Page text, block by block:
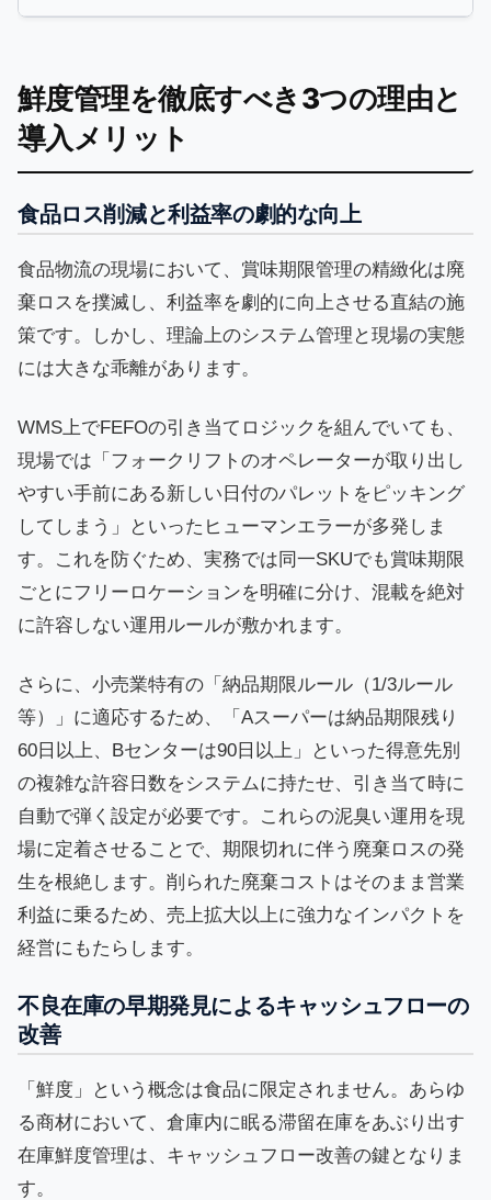
鮮度管理を徹底すべき3つの理由と
導入メリット
食品ロス削減と利益率の劇的な向上
食品物流の現場において、賞味期限管理の精緻化は廃
棄ロスを撲滅し、利益率を劇的に向上させる直結の施
策です。しかし、理論上のシステム管理と現場の実態
には大きな乖離があります。
WMS上でFEFOの引き当てロジックを組んでいても、
現場では「フォークリフトのオペレーターが取り出し
やすい手前にある新しい日付のパレットをピッキング
してしまう」といったヒューマンエラーが多発しま
す。これを防ぐため、実務では同一SKUでも賞味期限
ごとにフリーロケーションを明確に分け、混載を絶対
に許容しない運用ルールが敷かれます。
さらに、小売業特有の「納品期限ルール（1/3ルール
等）」に適応するため、「Aスーパーは納品期限残り
60日以上、Bセンターは90日以上」といった得意先別
の複雑な許容日数をシステムに持たせ、引き当て時に
自動で弾く設定が必要です。これらの泥臭い運用を現
場に定着させることで、期限切れに伴う廃棄ロスの発
生を根絶します。削られた廃棄コストはそのまま営業
利益に乗るため、売上拡大以上に強力なインパクトを
経営にもたらします。
不良在庫の早期発見によるキャッシュフローの
改善
「鮮度」という概念は食品に限定されません。あらゆ
る商材において、倉庫内に眠る滞留在庫をあぶり出す
在庫鮮度管理は、キャッシュフロー改善の鍵となりま
す。